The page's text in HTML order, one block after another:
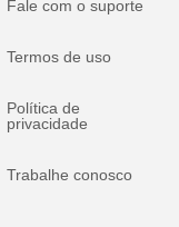
Fale com o suporte
Termos de uso
Política de
privacidade
Trabalhe conosco